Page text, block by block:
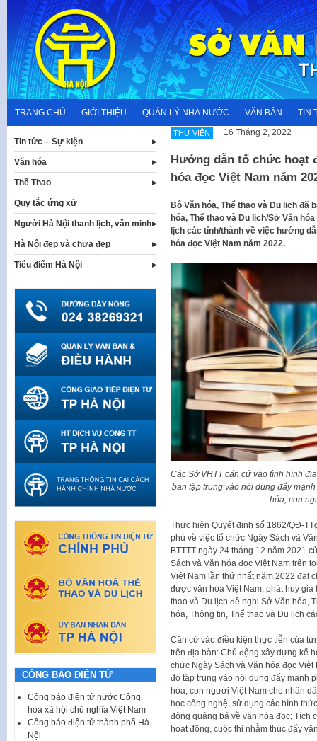
content
TRANG CHỦ GIỚI THIỆU QUẢN LÝ NHÀ NƯỚC VĂN BẢN TIN
THƯ VIỆN 16 Tháng 2, 2022
Hướng dẫn tổ chức hoạt
hóa đọc Việt Nam năm
Bộ Văn hóa, Thể thao và Du lịch đã
hóa, Thể thao và Du lịch/Sở Văn
lịch các tỉnh/thành về việc hướng
hóa đọc Việt Nam năm 2022.
Các Sở VHTT căn cứ vào tình hình
bàn tập trung vào nội dung đẩy
hóa, con
Thực hiện Quyết định số 1862/QĐ-
phủ về việc tổ chức Ngày Sách và
BTTTT ngày 24 tháng 12 năm 2021
Sách và Văn hóa đọc Việt Nam trên
Việt Nam lần thứ nhất năm 2022 đạt
được văn hóa Việt Nam, phát huy
thao và Du lịch đề nghị Sở Văn hóa,
hóa, Thông tin, Thể thao và Du lịch
Căn cứ vào điều kiện thực tiễn của
trên địa bàn: Chủ động xây dựng kế
chức Ngày Sách và Văn hóa đọc
đó tập trung vào nội dung đẩy mạnh
hóa, con người Việt Nam cho nhân
học công nghệ, sử dụng các hình
động quảng bá về văn hóa đọc; Tích
hoạt động, cuộc thi nhằm thúc đẩy
Tin tức – Sự kiện
Văn hóa
Thể Thao
Quy tắc ứng xử
Người Hà Nội thanh lịch, văn minh
Hà Nội đẹp và chưa đẹp
Tiêu điểm Hà Nội
CÔNG BÁO ĐIỆN TỬ
Công báo điện tử nước Cộng
hòa xã hội chủ nghĩa Việt Nam
Công báo điện tử thành phố Hà
Nội